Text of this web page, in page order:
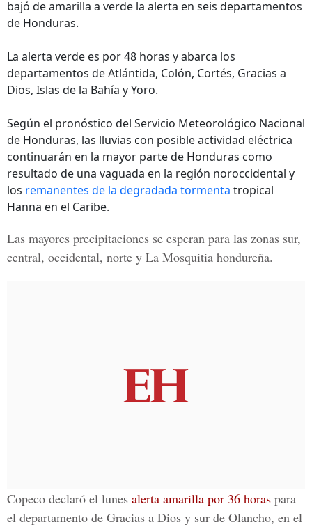
bajó de amarilla a verde la alerta en seis departamentos
de Honduras.
La alerta verde es por 48 horas y abarca los
departamentos de Atlántida, Colón, Cortés, Gracias a
Dios, Islas de la Bahía y Yoro.
Según el pronóstico del Servicio Meteorológico Nacional
de Honduras, las lluvias con posible actividad eléctrica
continuarán en la mayor parte de Honduras como
resultado de una vaguada en la región noroccidental y
los remanentes de la degradada tormenta tropical
Hanna en el Caribe.
Las mayores precipitaciones se esperan para las zonas sur,
central, occidental, norte y La Mosquitia hondureña.
Copeco declaró el lunes alerta amarilla por 36 horas para
el departamento de Gracias a Dios y sur de Olancho, en el